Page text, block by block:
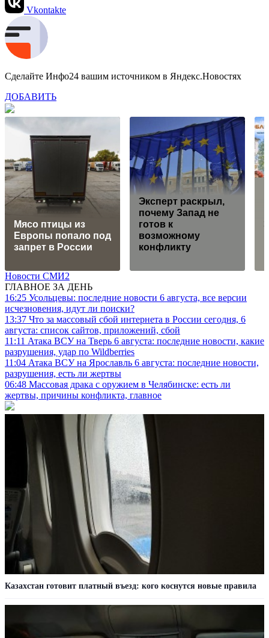
Vkontakte
Сделайте Инфо24 вашим источником в Яндекс.Новостях
ДОБАВИТЬ
Мясо птицы из
Европы попало под
запрет в России
Эксперт раскрыл,
почему Запад не
готов к
возможному
конфликту
Новости СМИ2
ГЛАВНОЕ ЗА ДЕНЬ
16:25 Усольцевы: последние новости 6 августа, все версии
исчезновения, идут ли поиски?
13:37 Что за массовый сбой интернета в России сегодня, 6
августа: список сайтов, приложений, сбой
11:11 Атака ВСУ на Тверь 6 августа: последние новости, какие
разрушения, удар по Wildberries
11:04 Атака ВСУ на Ярославль 6 августа: последние новости,
разрушения, есть ли жертвы
06:48 Массовая драка с оружием в Челябинске: есть ли
жертвы, причины конфликта, главное
Казахстан готовит платный въезд: кого коснутся новые правила